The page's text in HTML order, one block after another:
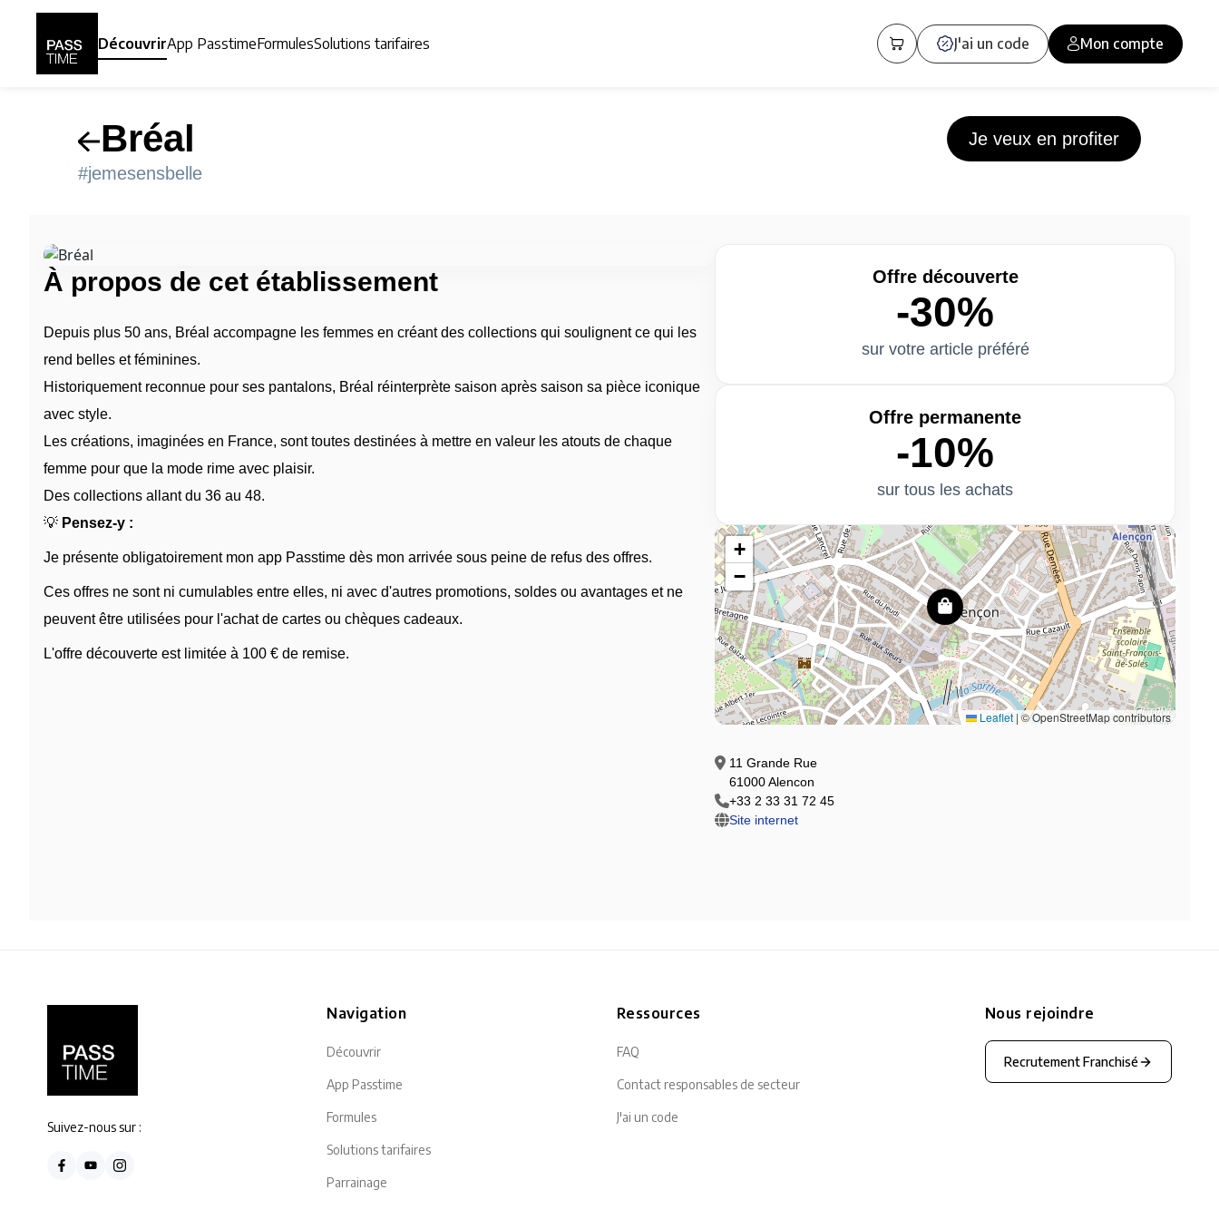
DécouvrirApp PasstimeFormulesSolutions tarifaires J'ai un code Mon compte
Bréal
Je veux en profiter
#jemesensbelle
À propos de cet établissement
Depuis plus 50 ans, Bréal accompagne les femmes en créant des collections qui soulignent ce qui les
rend belles et féminines.
Historiquement reconnue pour ses pantalons, Bréal réinterprète saison après saison sa pièce iconique
avec style.
Les créations, imaginées en France, sont toutes destinées à mettre en valeur les atouts de chaque
femme pour que la mode rime avec plaisir.
Des collections allant du 36 au 48.
💡 Pensez-y :
Je présente obligatoirement mon app Passtime dès mon arrivée sous peine de refus des offres.
Ces offres ne sont ni cumulables entre elles, ni avec d'autres promotions, soldes ou avantages et ne
peuvent être utilisées pour l'achat de cartes ou chèques cadeaux.
L'offre découverte est limitée à 100 € de remise.
Offre découverte
-30%
sur votre article préféré
Offre permanente
-10%
sur tous les achats
+
−
Leaflet |© OpenStreetMap contributors
11 Grande Rue
61000 Alencon
+33 2 33 31 72 45
Site internet
Suivez-nous sur :
Navigation
Découvrir
App Passtime
Formules
Solutions tarifaires
Parrainage
Ressources
FAQ
Contact responsables de secteur
J'ai un code
Nous rejoindre
Recrutement Franchisé
Panneau de gestion des cookies